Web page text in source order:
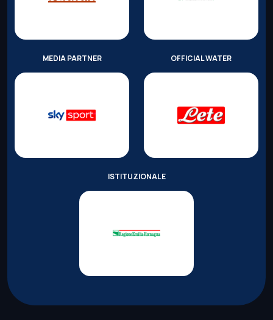
MEDIA PARTNER OFFICIAL WATER
ISTITUZIONALE